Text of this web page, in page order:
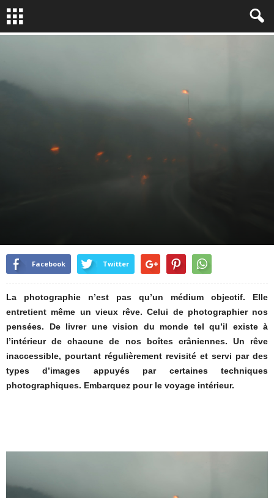
By Bruno Dubreuil- Juin 24, 2015 13512 0
Facebook Twitter
La photographie n’est pas qu’un médium objectif. Elle
entretient même un vieux rêve. Celui de photographier nos
pensées. De livrer une vision du monde tel qu’il existe à
l’intérieur de chacune de nos boîtes crâniennes. Un rêve
inaccessible, pourtant régulièrement revisité et servi par des
types d’images appuyés par certaines techniques
photographiques. Embarquez pour le voyage intérieur.